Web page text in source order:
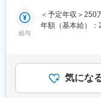
＜主要ビジネス＞
いた老視矯正・乱
術用医薬品、そ
インナップを提
イアントから産
行っています。
■時短勤務について
稼働時間：週3日
え決定します
給与
＜予定年収＞250
年額（基本給）
上下する可能性
す。
気にな